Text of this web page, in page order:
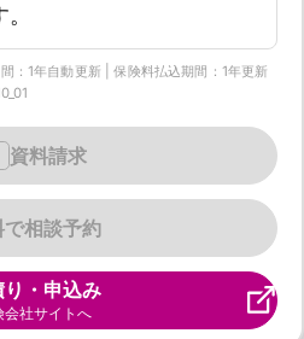
：1年自動更新 | 保険料払込期間：1年更新
で相談予約
資料請求
り・申込み
会社サイトへ